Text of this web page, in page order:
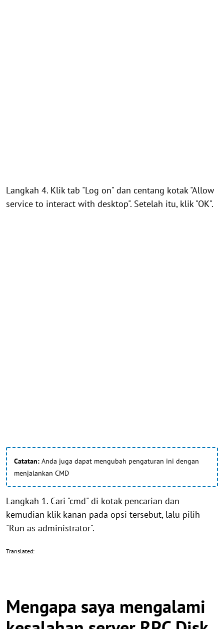
Langkah 4. Klik tab "Log on" dan centang kotak "Allow
service to interact with desktop". Setelah itu, klik "OK".
Catatan: Anda juga dapat mengubah pengaturan ini dengan
menjalankan CMD
Langkah 1. Cari "cmd" di kotak pencarian dan
kemudian klik kanan pada opsi tersebut, lalu pilih
"Run as administrator".
Translated:
Mengapa saya mengalami